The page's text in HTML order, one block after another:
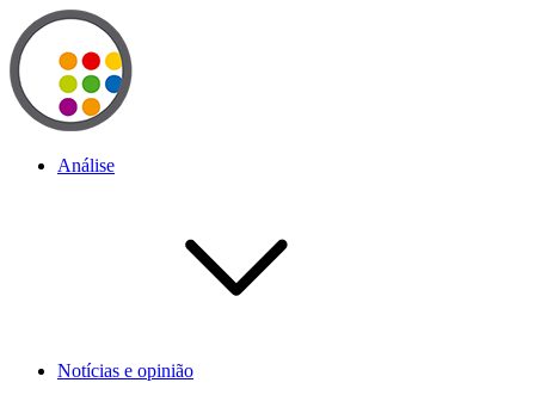
Análise
Notícias e opinião